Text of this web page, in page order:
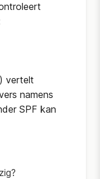
vertelt
namens
SPF kan